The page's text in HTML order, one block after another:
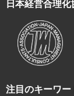
注目のキーワー
日本経営合理化